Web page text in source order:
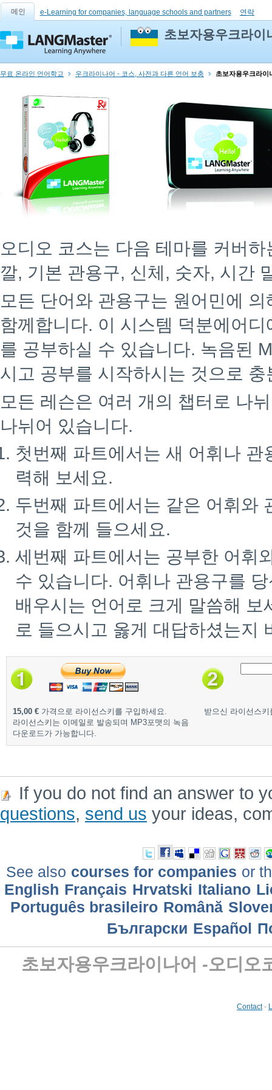
메인 e-Learning for companies, language schools and partners 연락
초보자용우크라이
무료 온라인 언어학교 우크라이나어 - 코스, 사전과 다른 언어 보충 초보자용우크라이
오디오 코스는 다음 테마를 커버
깔, 기본 관용구, 신체, 숫자, 시간
모든 단어와 관용구는 원어민에
함께합니다. 이 시스템 덕분에어
를 공부하실 수 있습니다. 녹음된
시고 공부를 시작하시는 것으로 충
모든 레슨은 여러 개의 챕터로 나
나뉘어 있습니다.
첫번째 파트에서는 새 어휘나
력해 보세요.
두번째 파트에서는 같은 어휘와
것을 함께 들으세요.
세번째 파트에서는 공부한 어휘
수 있습니다. 어휘나 관용구를
배우시는 언어로 크게 말씀해
로 들으시고 옳게 대답하셨는지
15,00 € 가격으로 라이선스키를 구입하세요.
라이선스키는 이메일로 발송되며 MP3포맷의 녹음
다운로드가 가능합니다.
받으신 라이선스
If you do not find an answer to
questions, send us your ideas,
See also courses for companies or
English Français Hrvatski Italiano
Português brasileiro Română
Български Еspañol
초보자용우크라이나어 -오디오
Contact-